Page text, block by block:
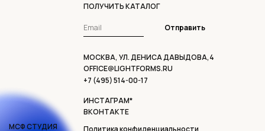
МСФ СТУДИЯ
МОСКВА, УЛ. ДЕНИСА ДАВЫДОВА,4
ПОЛУЧИТЬ КАТАЛОГ
ИНСТАГРАМ*
ВКОНТАКТЕ
+7 (495) 514-00-17
OFFICE@LIGHTFORMS.RU
Отправить